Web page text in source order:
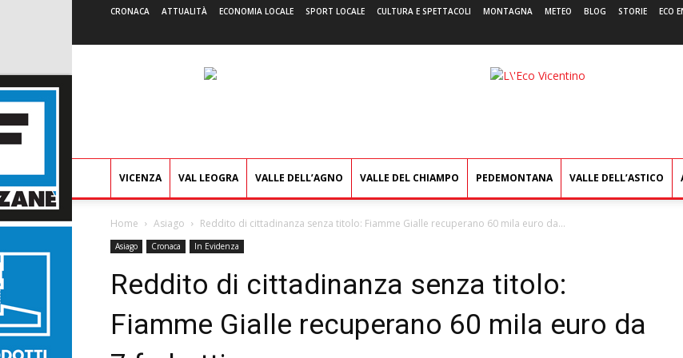
CRONACA ATTUALITÀ ECONOMIA LOCALE SPORT LOCALE CULTURA E SPETTACOLI MONTAGNA METEO BLOG STORIE ECO
L'Eco
VICENZA VAL LEOGRA VALLE DELL’AGNO VALLE DEL CHIAMPO PEDEMONTANA VALLE DELL’ASTICO
Home Asiago Reddito di cittadinanza senza titolo: Fiamme Gialle recuperano 60 mila euro da...
Asiago Cronaca In Evidenza
Reddito di cittadinanza senza titolo:
Fiamme Gialle recuperano 60 mila euro da